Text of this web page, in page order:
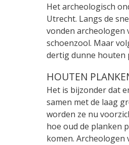
Het archeologisch
Utrecht. Langs de
vonden archeologen
schoenzool. Maar
dertig dunne houten
HOUTEN
Het is bijzonder dat
samen met de laag
worden ze nu
hoe oud de planken
komen. Archeologen